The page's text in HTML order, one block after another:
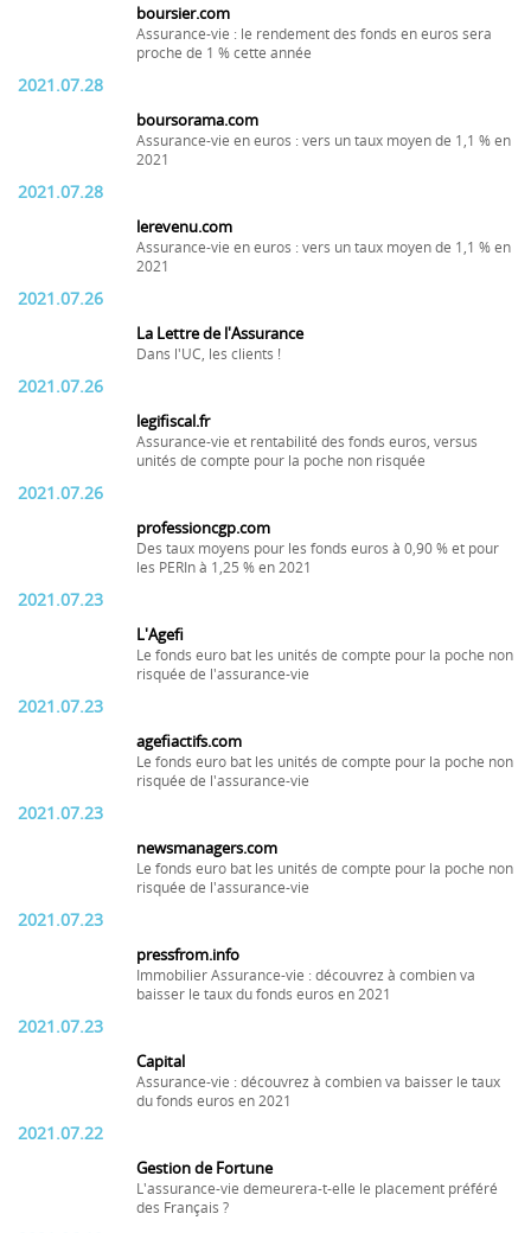
boursier.com
Assurance-vie : le rendement des fonds en euros sera
proche de 1 % cette année
2021.07.28
boursorama.com
Assurance-vie en euros : vers un taux moyen de 1,1 % en
2021
2021.07.28
lerevenu.com
Assurance-vie en euros : vers un taux moyen de 1,1 % en
2021
2021.07.26
La Lettre de l'Assurance
Dans l'UC, les clients !
2021.07.26
legifiscal.fr
Assurance-vie et rentabilité des fonds euros, versus
unités de compte pour la poche non risquée
2021.07.26
professioncgp.com
Des taux moyens pour les fonds euros à 0,90 % et pour
les PERIn à 1,25 % en 2021
2021.07.23
L'Agefi
Le fonds euro bat les unités de compte pour la poche non
risquée de l'assurance-vie
2021.07.23
agefiactifs.com
Le fonds euro bat les unités de compte pour la poche non
risquée de l'assurance-vie
2021.07.23
newsmanagers.com
Le fonds euro bat les unités de compte pour la poche non
risquée de l'assurance-vie
2021.07.23
pressfrom.info
Immobilier Assurance-vie : découvrez à combien va
baisser le taux du fonds euros en 2021
2021.07.23
Capital
Assurance-vie : découvrez à combien va baisser le taux
du fonds euros en 2021
2021.07.22
Gestion de Fortune
L'assurance-vie demeurera-t-elle le placement préféré
des Français ?